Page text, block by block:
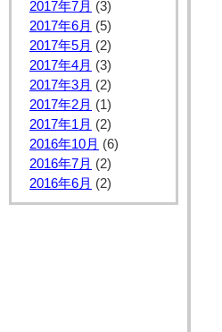
2017年7月 (3)
2017年6月 (5)
2017年5月 (2)
2017年4月 (3)
2017年3月 (2)
2017年2月 (1)
2017年1月 (2)
2016年10月 (6)
2016年7月 (2)
2016年6月 (2)